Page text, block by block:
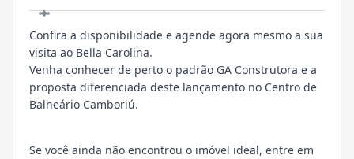
Confira a disponibilidade e agende agora mesmo a sua
visita ao Bella Carolina.
Venha conhecer de perto o padrão GA Construtora e a
proposta diferenciada deste lançamento no Centro de
Balneário Camboriú.
Se você ainda não encontrou o imóvel ideal, entre em